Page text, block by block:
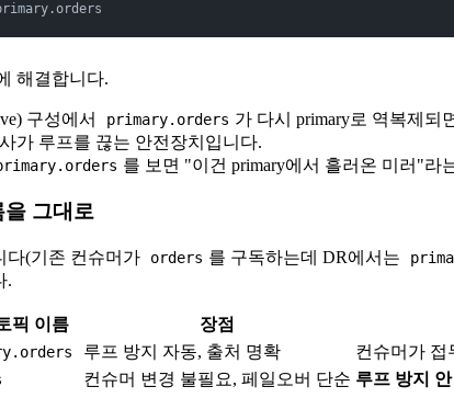
해결합니다.
구성에서 primary.orders 가 다시 primary로 역복제되
가 루프를 끊는 안전장치입니다.
를 보면 "이건 primary에서 흘러온 미러"라
그대로
다(기존 컨슈머가 orders 를 구독하는데 DR에서는
.
픽 이름 장점
루프 방지 자동, 출처 명확 컨슈머가 접
컨슈머 변경 불필요, 페일오버 단순 루프 방지 안